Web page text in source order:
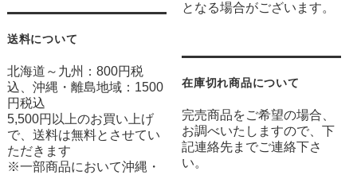
送料について
北海道～九州：800円税
込、沖縄・離島地域：1500
円税込
5,500円以上のお買い上げ
で、送料は無料とさせてい
ただきます
※一部商品において沖縄・
となる場合がございます。
在庫切れ商品について
完売商品をご希望の場合、
お調べいたしますので、下
記連絡先までご連絡下さ
い。